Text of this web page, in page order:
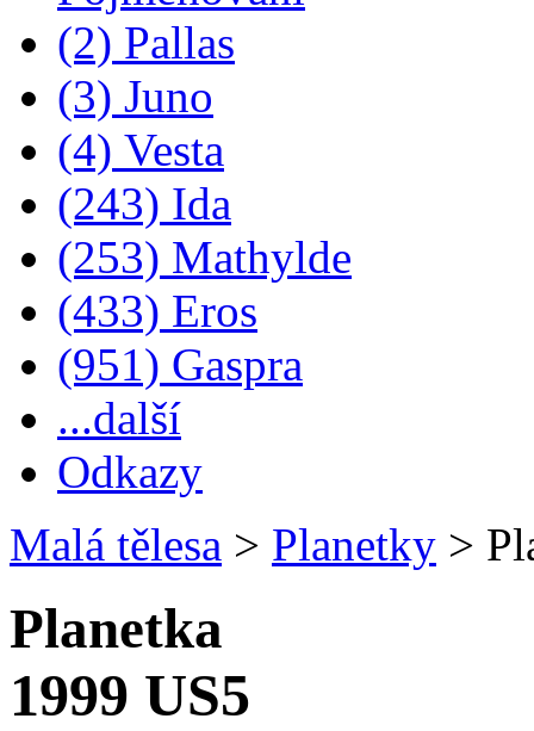
(2) Pallas
(3) Juno
(4) Vesta
(243) Ida
(253) Mathylde
(433) Eros
(951) Gaspra
...další
Odkazy
Malá tělesa > Planetky >
Planetka
1999 US5